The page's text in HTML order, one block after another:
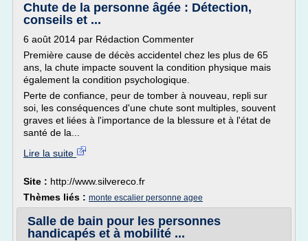
Chute de la personne âgée : Détection,
conseils et ...
6 août 2014 par Rédaction Commenter
Première cause de décès accidentel chez les plus de 65
ans, la chute impacte souvent la condition physique mais
également la condition psychologique.
Perte de confiance, peur de tomber à nouveau, repli sur
soi, les conséquences d'une chute sont multiples, souvent
graves et liées à l'importance de la blessure et à l'état de
santé de la...
Lire la suite
Site : http://www.silvereco.fr
Thèmes liés : monte escalier personne agee
Salle de bain pour les personnes
handicapés et à mobilité ...